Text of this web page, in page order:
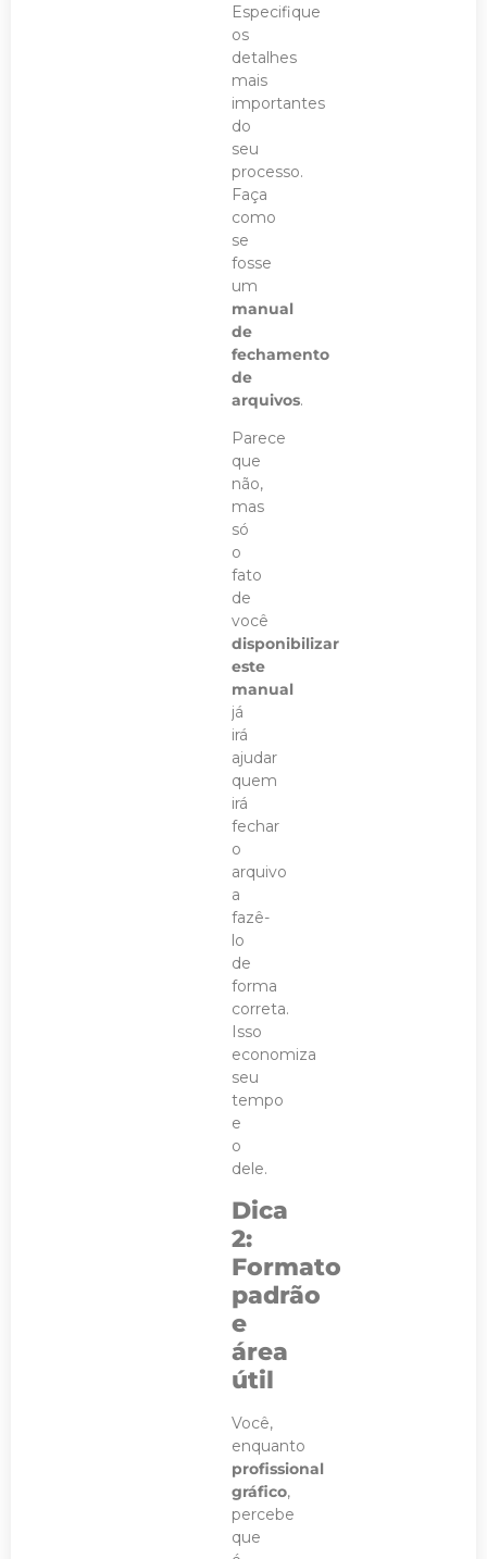
Especifique
os
detalhes
mais
importantes
do
seu
processo.
Faça
como
se
fosse
um
manual
de
fechamento
de
arquivos.
Parece
que
não,
mas
só
o
fato
de
você
disponibilizar
este
manual
já
irá
ajudar
quem
irá
fechar
o
arquivo
a
fazê-
lo
de
forma
correta.
Isso
economiza
seu
tempo
e
o
dele.
Dica
2:
Formato
padrão
e
área
útil
Você,
enquanto
profissional
gráfico,
percebe
que